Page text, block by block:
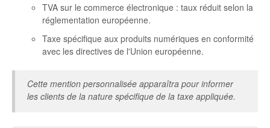
TVA sur le commerce électronique : taux réduit selon la
réglementation européenne.
Taxe spécifique aux produits numériques en conformité
avec les directives de l'Union européenne.
Cette mention personnalisée apparaîtra pour informer
les clients de la nature spécifique de la taxe appliquée.